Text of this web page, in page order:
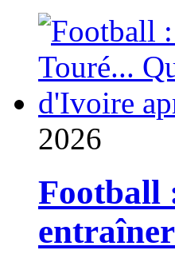
2026
Football